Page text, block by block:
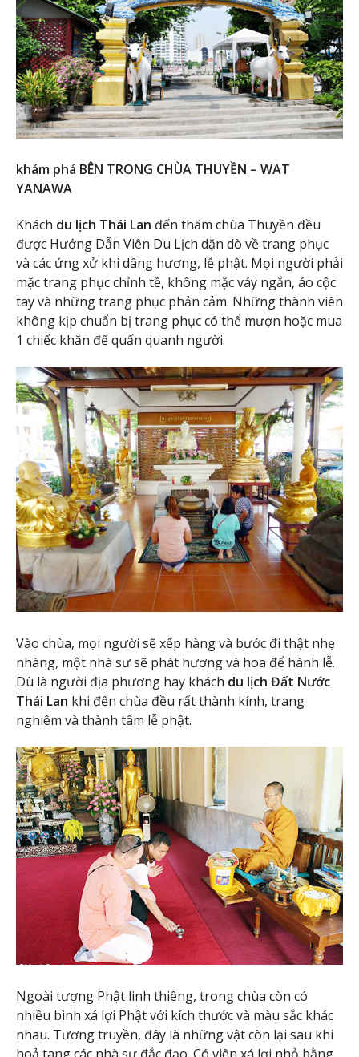
khám phá BÊN TRONG CHÙA THUYỀN – WAT
YANAWA
Khách du lịch Thái Lan đến thăm chùa Thuyền đều
được Hướng Dẫn Viên Du Lịch dặn dò về trang phục
và các ứng xử khi dâng hương, lễ phật. Mọi người phải
mặc trang phục chỉnh tề, không mặc váy ngắn, áo cộc
tay và những trang phục phản cảm. Những thành viên
không kịp chuẩn bị trang phục có thể mượn hoặc mua
1 chiếc khăn để quấn quanh người.
Vào chùa, mọi người sẽ xếp hàng và bước đi thật nhẹ
nhàng, một nhà sư sẽ phát hương và hoa để hành lễ.
Dù là người địa phương hay khách du lịch Đất Nước
Thái Lan khi đến chùa đều rất thành kính, trang
nghiêm và thành tâm lễ phật.
Ngoài tượng Phật linh thiêng, trong chùa còn có
nhiều bình xá lợi Phật với kích thước và màu sắc khác
nhau. Tương truyền, đây là những vật còn lại sau khi